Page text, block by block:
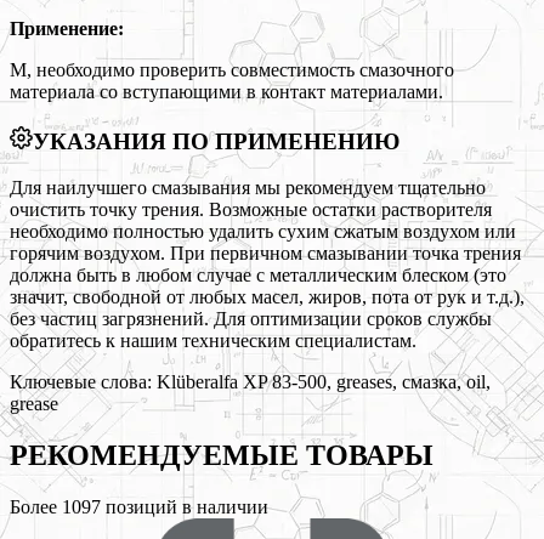
Применение:
М, необходимо проверить совместимость смазочного
материала со вступающими в контакт материалами.
УКАЗАНИЯ ПО ПРИМЕНЕНИЮ
Для наилучшего смазывания мы рекомендуем тщательно
очистить точку трения. Возможные остатки растворителя
необходимо полностью удалить сухим сжатым воздухом или
горячим воздухом. При первичном смазывании точка трения
должна быть в любом случае с металлическим блеском (это
значит, свободной от любых масел, жиров, пота от рук и т.д.),
без частиц загрязнений. Для оптимизации сроков службы
обратитесь к нашим техническим специалистам.
Ключевые слова: Klüberalfa XP 83-500, greases, смазка, oil,
grease
РЕКОМЕНДУЕМЫЕ ТОВАРЫ
Более 1097 позиций в наличии